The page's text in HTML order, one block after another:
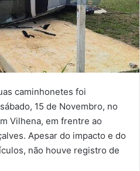
caminhonetes foi
15 de Novembro, no
Vilhena, em frentre ao
Apesar do impacto e do
não houve registro de